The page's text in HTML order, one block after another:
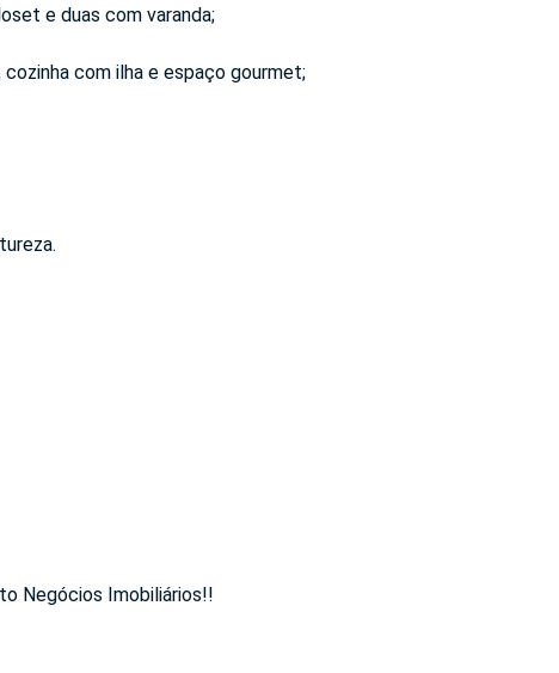
e duas com varanda;
com ilha e espaço gourmet;
Negócios Imobiliários!!